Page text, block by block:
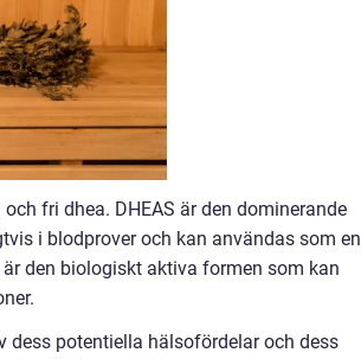
fri dhea. DHEAS är den dominerande
i blodprover och kan användas som en
den biologiskt aktiva formen som kan
dess potentiella hälsofördelar och dess